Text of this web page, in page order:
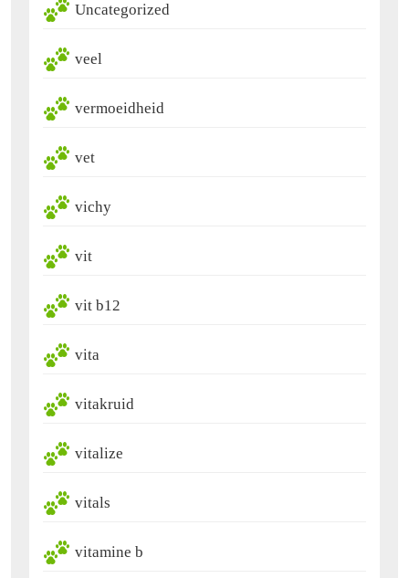
Uncategorized
veel
vermoeidheid
vet
vichy
vit
vit b12
vita
vitakruid
vitalize
vitals
vitamine b